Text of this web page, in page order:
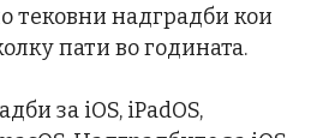
тековни надградби кои
пати во годината.
за iOS, iPadOS,